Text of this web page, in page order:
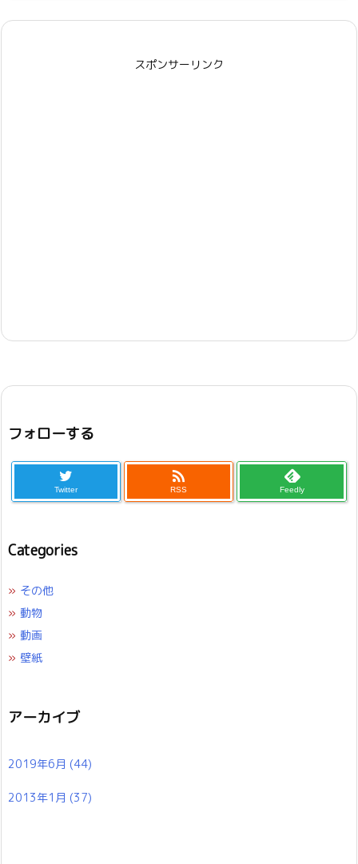
スポンサーリンク
フォローする
Twitter

RSS Feedly
Categories
» その他
» 動物
» 動画
» 壁紙
アーカイブ
2019年6月 (44)
2013年1月 (37)